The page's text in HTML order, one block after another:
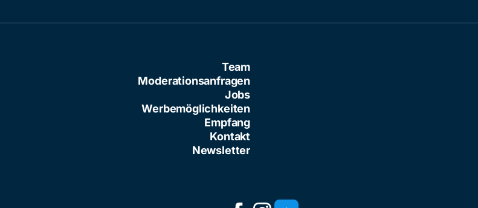
Team
Moderationsanfragen
Jobs
Werbemöglichkeiten
Empfang
Kontakt
Newsletter